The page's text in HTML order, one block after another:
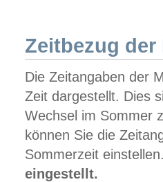
Zeitbezug der
Die Zeitangaben der
Zeit dargestellt. Dies
Wechsel im Sommer
können Sie die
Sommerzeit
eingestellt.